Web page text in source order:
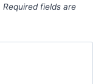
Required fields are